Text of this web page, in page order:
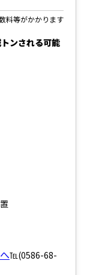
料等がかかります
ンされる可能
℡(0586-68-